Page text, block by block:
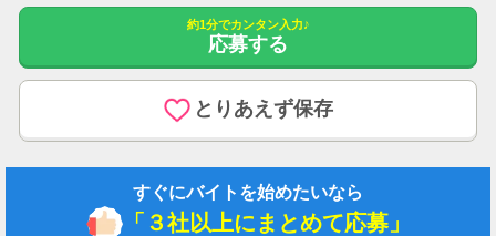
約1分でカンタン入力♪
応募する
とりあえず保存
すぐにバイトを始めたいなら
「３社以上にまとめて応募」